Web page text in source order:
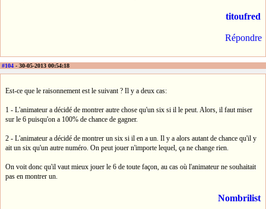
titoufred
Répondre
#104 - 30-05-2013 00:54:18
Est-ce que le raisonnement est le suivant ? Il y a deux cas:
1 - L'animateur a décidé de montrer autre chose qu'un six si il le peut. Alors, il faut miser
sur le 6 puisqu'on a 100% de chance de gagner.
2 - L'animateur a décidé de montrer un six si il en a un. Il y a alors autant de chance qu'il y
ait un six qu'un autre numéro. On peut jouer n'importe lequel, ça ne change rien.
On voit donc qu'il vaut mieux jouer le 6 de toute façon, au cas où l'animateur ne souhaitait
pas en montrer un.
Nombrilist